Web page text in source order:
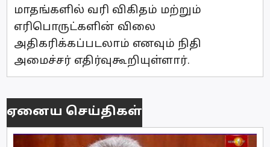
மாதங்களில் வரி விகிதம் மற்றும்
எரிபொருட்களின் விலை
அதிகரிக்கப்படலாம் எனவும் நிதி
அமைச்சர் எதிர்வுகூறியுள்ளார்.
ஏனைய செய்திகள்